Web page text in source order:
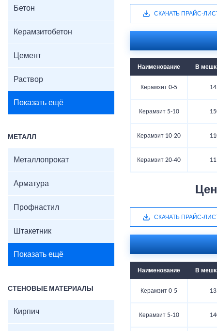
Бетон
Керамзитобетон
Цемент
Раствор
Показать ещё
МЕТАЛЛ
Металлопрокат
Арматура
Профнастил
Штакетник
Показать ещё
СТЕНОВЫЕ МАТЕРИАЛЫ
Кирпич
СКАЧАТЬ ПРАЙС-
Наименование В
Керамзит 0-5
Керамзит 5-10
Керамзит 10-20
Керамзит 20-40
СКАЧАТЬ ПРАЙС-
Наименование В
Керамзит 0-5
Керамзит 5-10